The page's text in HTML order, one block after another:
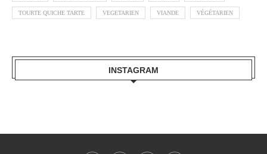
TOURTE QUICHE TARTE VEGETARIEN VIANDE VÉGÉTARIEN
INSTAGRAM